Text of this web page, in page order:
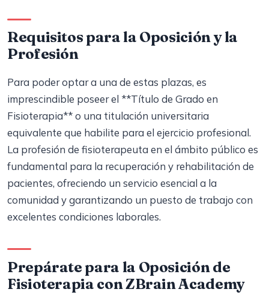
Requisitos para la Oposición y la
Profesión
Para poder optar a una de estas plazas, es
imprescindible poseer el **Título de Grado en
Fisioterapia** o una titulación universitaria
equivalente que habilite para el ejercicio profesional.
La profesión de fisioterapeuta en el ámbito público es
fundamental para la recuperación y rehabilitación de
pacientes, ofreciendo un servicio esencial a la
comunidad y garantizando un puesto de trabajo con
excelentes condiciones laborales.
Prepárate para la Oposición de
Fisioterapia con ZBrain Academy